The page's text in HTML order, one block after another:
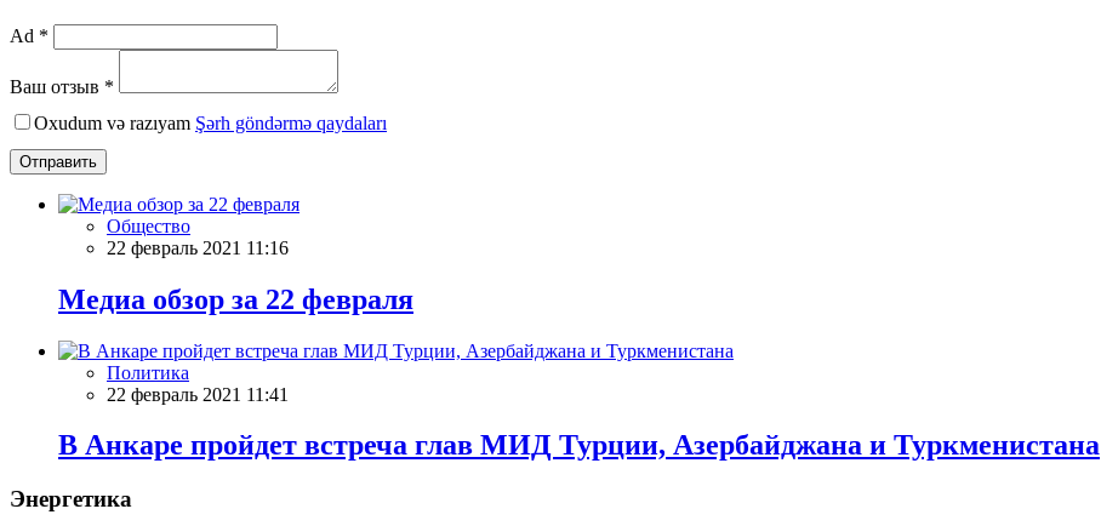
Ad *
Ваш отзыв *
Oxudum və razıyam Şərh göndərmə qaydaları
Отправить
Общество
22 февраль 2021 11:16
Meдиа обзор за 22 февраля
Политика
22 февраль 2021 11:41
В Анкаре пройдет встреча глав МИД Турции, Азербайджана и Туркменистана
Энергетика